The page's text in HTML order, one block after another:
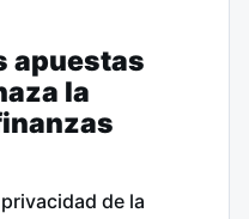
apuestas
la
de la